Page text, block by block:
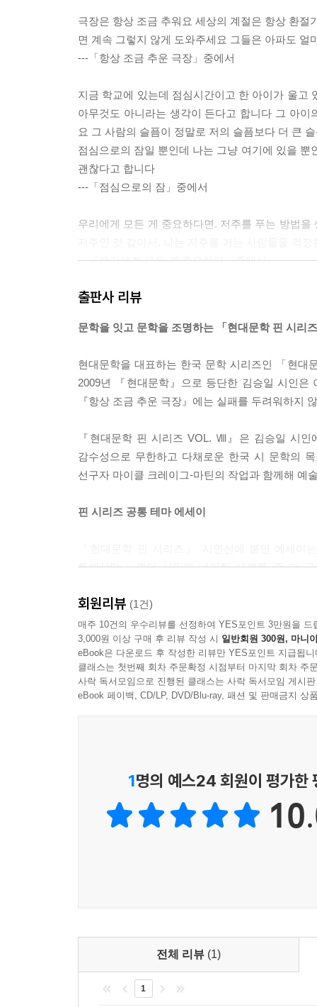
극장은 항상 조금 추워요 세상의 계절은 항상 환
면 계속 그렇지 않게 도와주세요 그들은 아파도
---「항상 조금 추운 극장」중에서
지금 학교에 있는데 점심시간이고 한 아이가 울고
아무것도 아니라는 생각이 든다고 합니다 그 아
요 그 사람의 슬픔이 정말로 저의 슬픔보다 더 큰
점심으로의 잠일 뿐인데 나는 그냥 여기에 있을
괜찮다고 합니다
---「점심으로의 잠」중에서
우리에게 모든 게 중요하다면. 저주를 푸는 방법
---「우리에겐 모든 게 중요하다」중에서
그 사람이 생각나면 왜 싫냐고요. 왜 좋아했더라.
들 때는 말이다. 마음에 들지 않는 세계는 만들지
---「당신의 마음에 들지 않음」중에서
절대 울지 않는다.
---「에세이 : 취소」중에서
출판사 리뷰
문학을 잇고 문학을 조명하는 「현대문학 핀 시리
현대문학을 대표하는 한국 문학 시리즈인 「현
2009년 『현대문학』으로 등단한 김승일 시인은
『항상 조금 추운 극장』에는 실패를 두려워하지
『현대문학 핀 시리즈 VOL. Ⅷ』은 김승일 시인
감수성으로 무한하고 다채로운 한국 시 문학의
선구자 마이클 크레이그-마틴의 작업과 함께해 예
핀 시리즈 공통 테마 에세이
통해서만 느꼈던 시인의 내밀한 세계를 좀 더
깊숙한 내면으로의 초대라는 점은 핀 시인선에
에세이 주제는 ‘반려’다.
김승일 시인은 “시는 구분을 철회하는 일을 하
철회하기 위해 존재하는 것이다. 그는 시간을 들
방식은 취소하지 않아도 언제나 취소되는 것이며,
「현대문학 핀 시리즈」는 아티스트의 영혼이
되었다. 각 시편이 그 작품마다의 독특한 향기
1941년 아일랜드 더블린 출생. 미국 예일 대학교
현대미술관, 오스트리아 브레겐츠미술관 등 세계
영국관 대표. 런던 화이트채플갤러리(1989), 더
골드스미스 대학교 교수 및 테이트 이사회 임원
회원리뷰 (1건)
매주 10건의 우수리뷰를 선정하여 YES포인트 3만원을 드
3,000원 이상 구매 후 리뷰 작성 시 일반회원 300원, 마니
eBook은 다운로드 후 작성한 리뷰만 YES포인트 지급됩니
클래스는 첫번째 회차 주문확정 시점부터 마지막 회차 주
사락 독서모임으로 진행된 클래스는 사락 독서모임 게시
eBook 페이백, CD/LP, DVD/Blu-ray, 패션 및 판매금지 상
1명의 예스24 회원이 평가한
전체 리뷰 (1)
1